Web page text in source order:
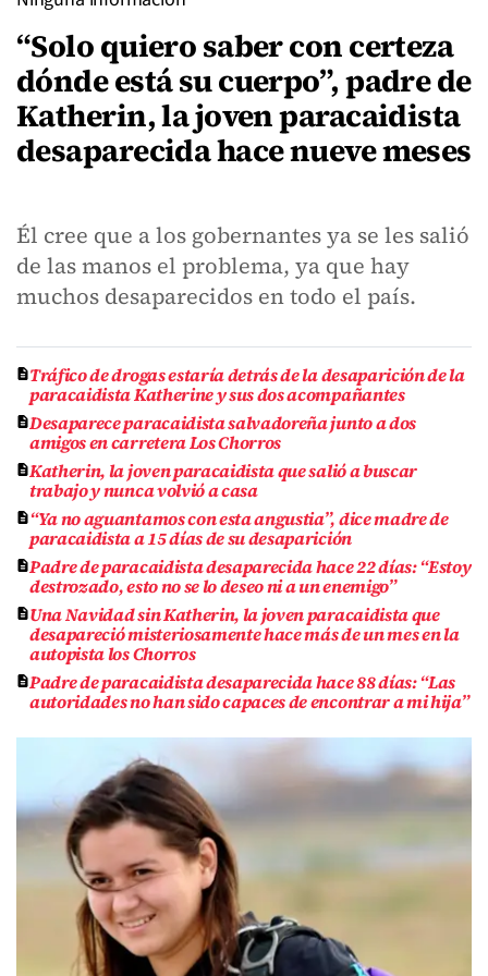
“Solo quiero saber con certeza
dónde está su cuerpo”, padre de
Katherin, la joven paracaidista
desaparecida hace nueve meses
Él cree que a los gobernantes ya se les salió
de las manos el problema, ya que hay
muchos desaparecidos en todo el país.
Tráfico de drogas estaría detrás de la desaparición de la
paracaidista Katherine y sus dos acompañantes
Desaparece paracaidista salvadoreña junto a dos
amigos en carretera Los Chorros
Katherin, la joven paracaidista que salió a buscar
trabajo y nunca volvió a casa
“Ya no aguantamos con esta angustia”, dice madre de
paracaidista a 15 días de su desaparición
Padre de paracaidista desaparecida hace 22 días: “Estoy
destrozado, esto no se lo deseo ni a un enemigo”
Una Navidad sin Katherin, la joven paracaidista que
desapareció misteriosamente hace más de un mes en la
autopista los Chorros
Padre de paracaidista desaparecida hace 88 días: “Las
autoridades no han sido capaces de encontrar a mi hija”